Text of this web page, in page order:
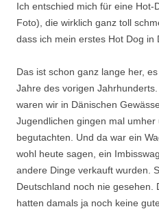
Ich entschied mich für eine Hot-
Foto), die wirklich ganz toll
dass ich mein erstes Hot Dog in
Das ist schon ganz lange her,
Jahre des vorigen
waren wir in Dänischen
Jugendlichen gingen mal umher
begutachten. Und da war ein
wohl heute sagen, ein
andere Dinge verkauft wurden.
Deutschland noch nie gesehen.
hatten damals ja noch keine